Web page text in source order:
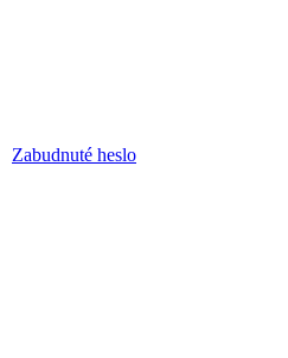
Zabudnuté heslo